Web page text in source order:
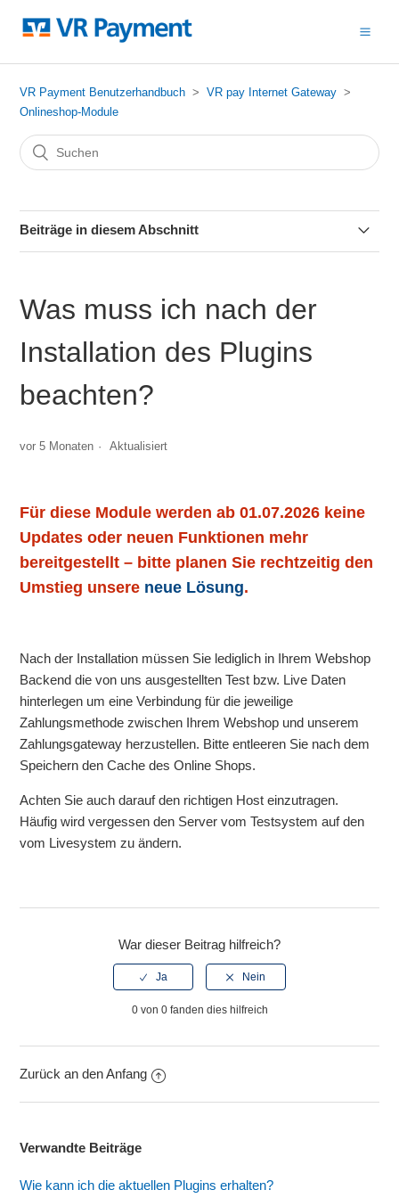
VR Payment Benutzerhandbuch
VR pay Internet Gateway
Onlineshop-Module
Beiträge in diesem Abschnitt
Wie kann ich die aktuellen Plugins erhalten?
Modus innerhalb des Plugins?
Was muss ich nach der
Installation des Plugins
beachten?
vor 5 Monaten Aktualisiert
Für diese Module werden ab 01.07.2026 keine
Updates oder neuen Funktionen mehr
bereitgestellt – bitte planen Sie rechtzeitig den
Umstieg unsere neue Lösung.
Nach der Installation müssen Sie lediglich in Ihrem Webshop
Backend die von uns ausgestellten Test bzw. Live Daten
hinterlegen um eine Verbindung für die jeweilige
Zahlungsmethode zwischen Ihrem Webshop und unserem
Zahlungsgateway herzustellen. Bitte entleeren Sie nach dem
Speichern den Cache des Online Shops.
Achten Sie auch darauf den richtigen Host einzutragen.
Häufig wird vergessen den Server vom Testsystem auf den
vom Livesystem zu ändern.
War dieser Beitrag hilfreich?
0 von 0 fanden dies hilfreich
Zurück an den Anfang
Verwandte Beiträge
Wie kann ich die aktuellen Plugins erhalten?